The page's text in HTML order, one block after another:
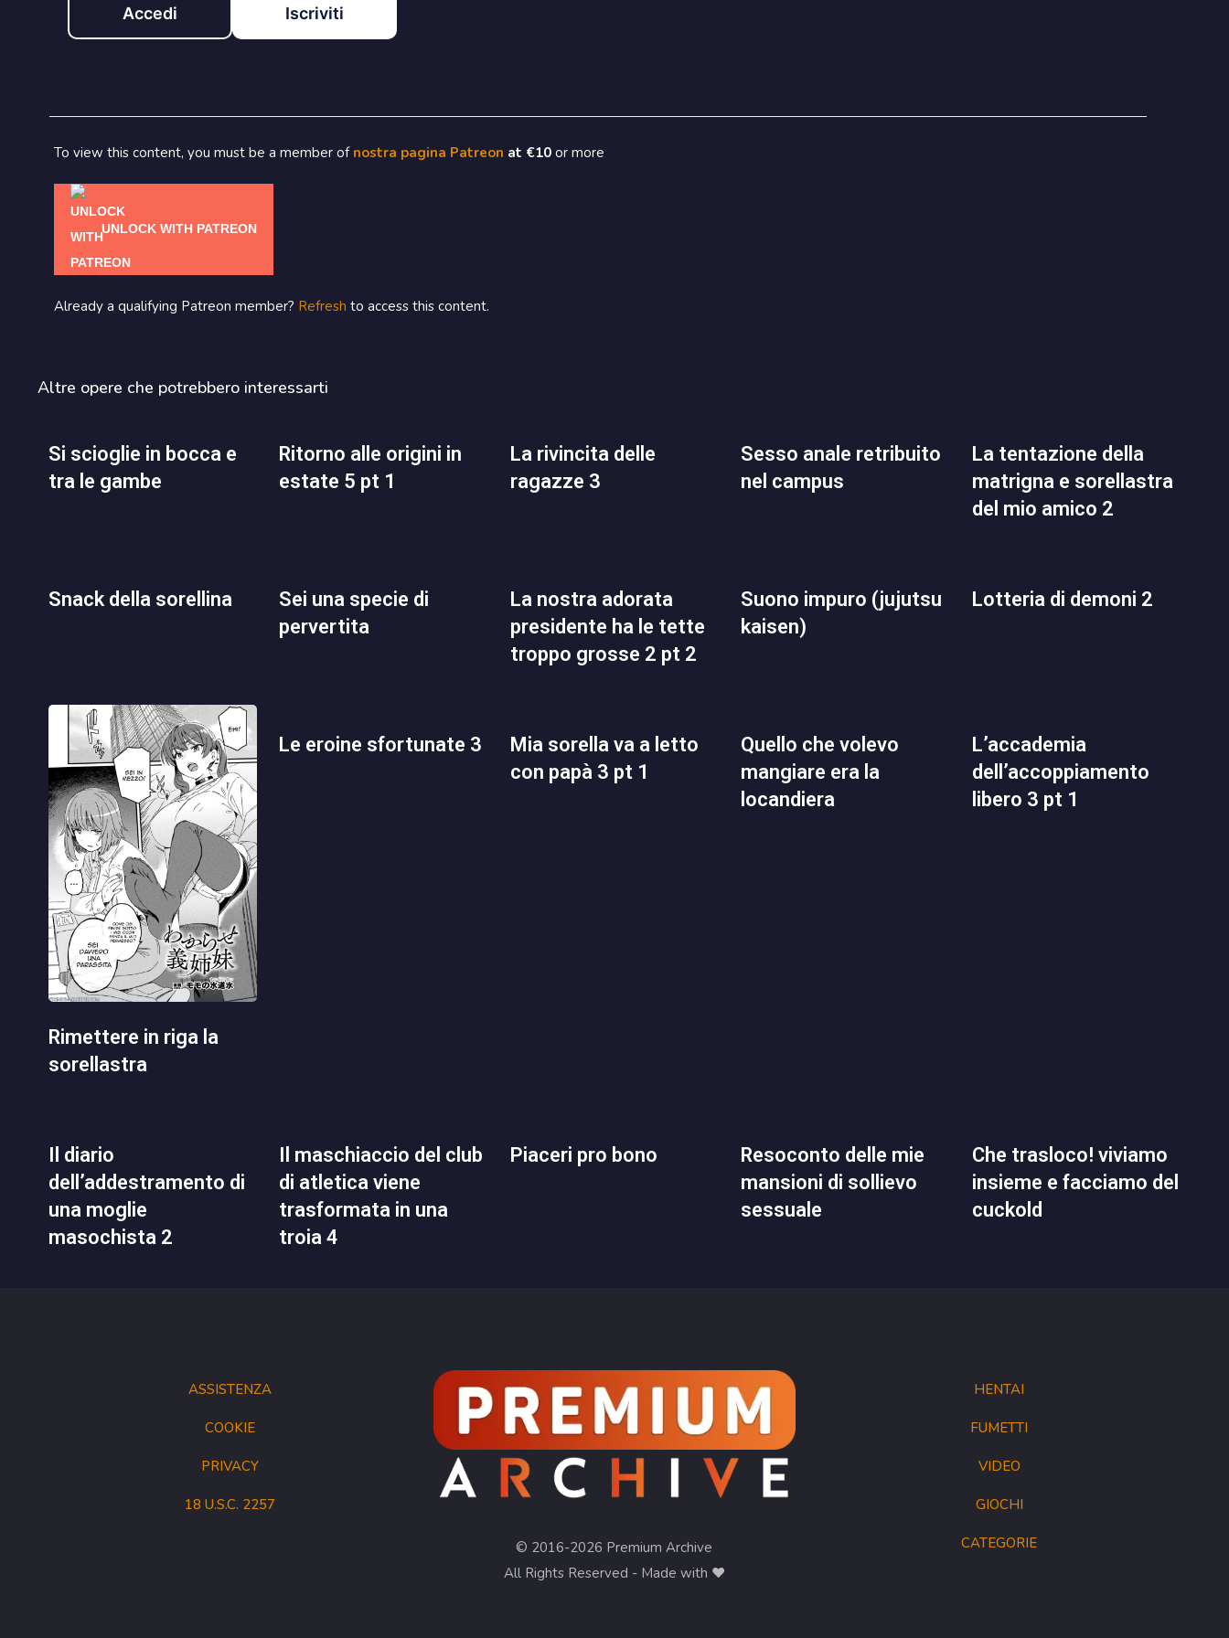
Accedi Iscriviti
To view this content, you must be a member of nostra pagina Patreon at €10 or more
UNLOCK WITH PATREON
Already a qualifying Patreon member? Refresh to access this content.
Altre opere che potrebbero interessarti
si scioglie in bocca e
tra le gambe
ritorno alle origini in
estate 5 pt 1
la rivincita delle
ragazze 3
sesso anale retribuito
nel campus
la tentazione della
matrigna e sorellastra
del mio amico 2
snack della sorellina
sei una specie di
pervertita
la nostra adorata
presidente ha le tette
troppo grosse 2 pt 2
suono impuro (jujutsu
kaisen)
lotteria di demoni 2
rimettere in riga la
sorellastra
le eroine sfortunate 3
mia sorella va a letto
con papà 3 pt 1
quello che volevo
mangiare era la
locandiera
l’accademia
dell’accoppiamento
libero 3 pt 1
il diario
dell’addestramento di
una moglie
masochista 2
il maschiaccio del club
di atletica viene
trasformata in una
troia 4
piaceri pro bono
resoconto delle mie
mansioni di sollievo
sessuale
che trasloco! viviamo
insieme e facciamo del
cuckold
ASSISTENZA
COOKIE
PRIVACY
18 U.S.C. 2257
© 2016-2026 Premium Archive
All Rights Reserved - Made with ❤︎
HENTAI
FUMETTI
VIDEO
GIOCHI
CATEGORIE